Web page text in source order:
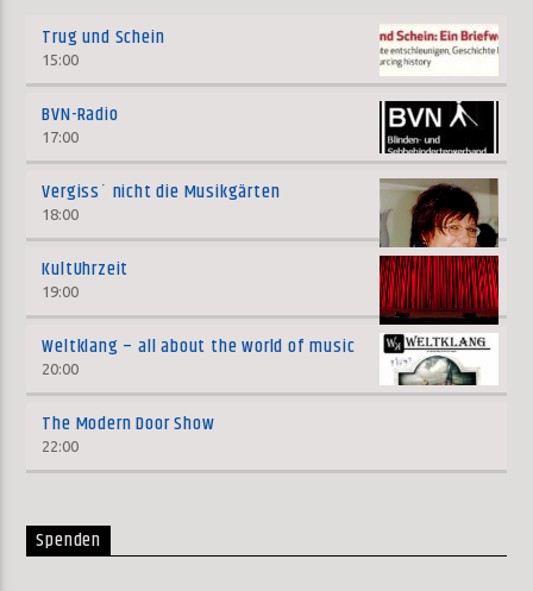
Trug und Schein
15:00
BVN-Radio
17:00
Vergiss´ nicht die Musikgärten
18:00
KultUhrzeit
19:00
Weltklang – all about the world of music
20:00
The Modern Door Show
22:00
Spenden